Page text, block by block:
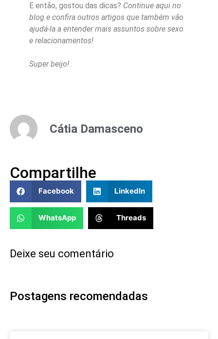
E então, gostou das dicas? Continue aqui no
blog e confira outros artigos que também vão
ajudá-la a entender mais assuntos sobre sexo
e relacionamentos!
Super beijo!
Cátia Damasceno
Compartilhe
Facebook LinkedIn
WhatsApp Threads
Deixe seu comentário
Postagens recomendadas